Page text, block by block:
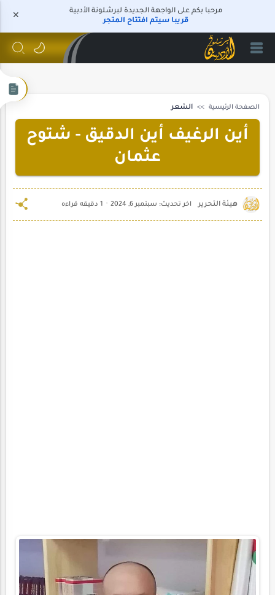
مرحبا بكم على الواجهة الجديدة لبرشلونة الأدبية
قريبا سيتم افتتاح المتجر
الصفحة الرئيسية الشعر
أين الرغيف أين الدقيق - شتوح
عثمان
1 دقيقه قراءه